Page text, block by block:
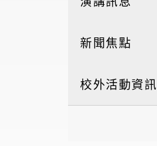
新聞焦點
校外活動資訊